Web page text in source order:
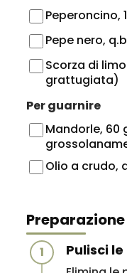
Peperoncino,
Pepe nero,
Scorza di
grattugiata)
Per guarnire
Mandorle,
Olio a crudo,
Preparazione
1 Pulisci